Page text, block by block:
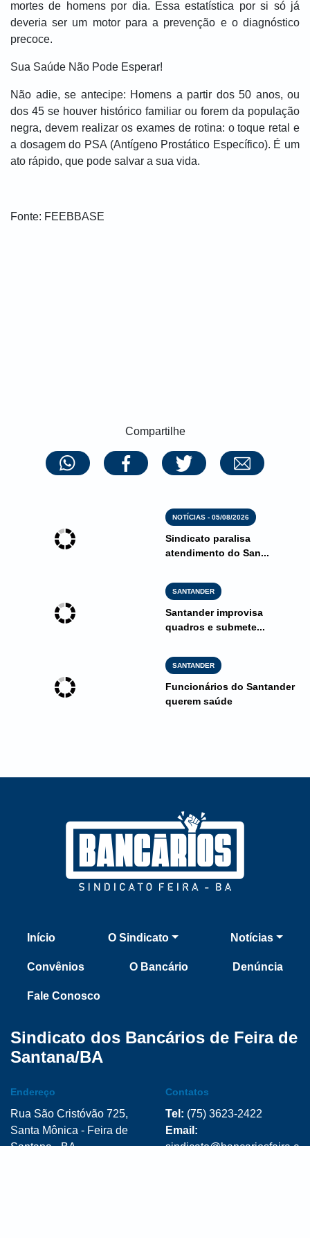
mortes de homens por dia. Essa estatística por si só já
deveria ser um motor para a prevenção e o diagnóstico
precoce.
Sua Saúde Não Pode Esperar!
Não adie, se antecipe: Homens a partir dos 50 anos, ou
dos 45 se houver histórico familiar ou forem da população
negra, devem realizar os exames de rotina: o toque retal e
a dosagem do PSA (Antígeno Prostático Específico). É um
ato rápido, que pode salvar a sua vida.
Fonte: FEEBBASE
Compartilhe
NOTÍCIAS - 05/08/2026
Sindicato paralisa
atendimento do San...
SANTANDER
Santander improvisa
quadros e submete...
SANTANDER
Funcionários do Santander
querem saúde
Início O Sindicato Notícias
Convênios O Bancário Denúncia
Fale Conosco
Sindicato dos Bancários de Feira de
Santana/BA
Endereço
Rua São Cristóvão 725,
Santa Mônica - Feira de
Santana - BA
Contatos
Tel: (75) 3623-2422
Email:
sindicato@bancariosfeira.c